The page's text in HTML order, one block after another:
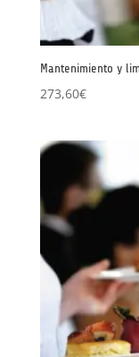
Mantenimiento y
273,60€